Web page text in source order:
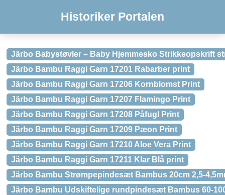
Historiker Portalen
Järbo Babystøvler – Baby Hjemmesko Strikkeopskrift
Järbo Bambu Raggi Garn 17201 Rabarber print
Järbo Bambu Raggi Garn 17206 Kornblomst Print
Järbo Bambu Raggi Garn 17207 Flamingo Print
Järbo Bambu Raggi Garn 17208 Påfugl Print
Järbo Bambu Raggi Garn 17209 Pæon Print
Järbo Bambu Raggi Garn 17210 Aloe Vera Print
Järbo Bambu Raggi Garn 17211 Klar Blå print
Järbo Bambu Strømpepindesæt Bambus 20cm 2,5-
Järbo Bambu Udskiftelige rundpindesæt Bambus 60-